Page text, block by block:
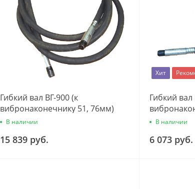
Гибкий вал ВГ-900 (к
вибронаконечнику 51, 76мм)
В наличии
15 839 руб.
Хит
Гибкий
В наличии
6 073 руб.